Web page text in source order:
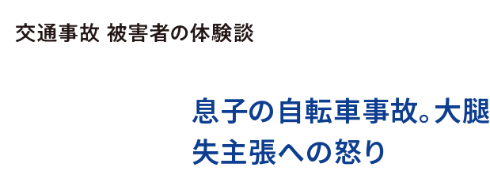
息子の自転車事故。大
失主張への怒り